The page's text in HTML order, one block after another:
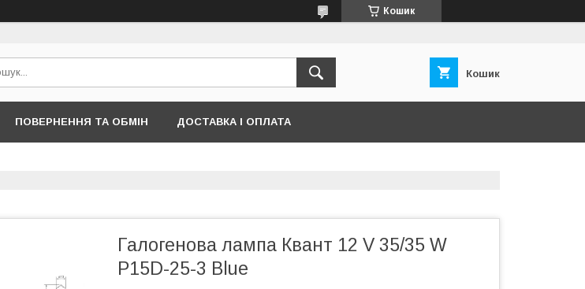
Кошик
Кошик
ПОВЕРНЕННЯ ТА ОБМІН ДОСТАВКА І ОПЛАТА
Галогенова лампа Квант 12 V 35/35 W
P15D-25-3 Blue